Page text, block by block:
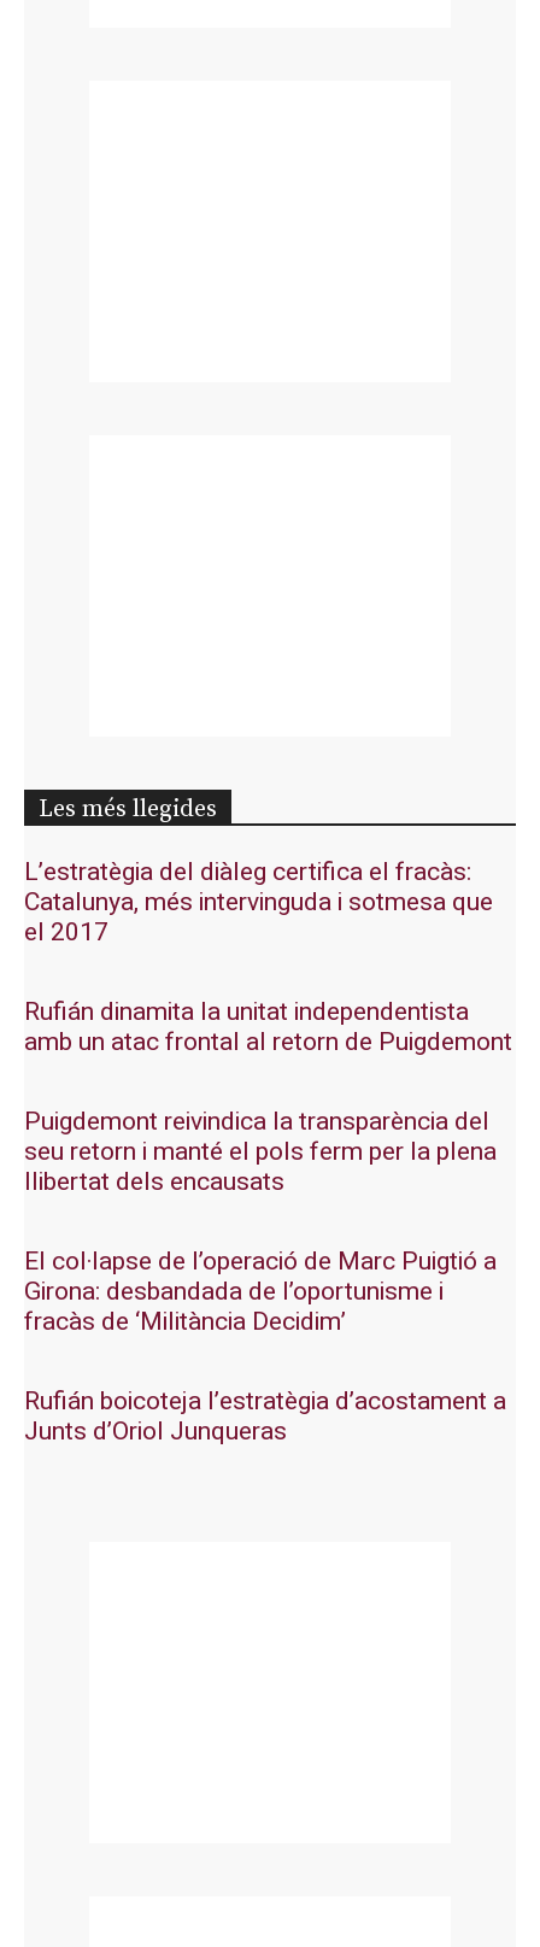
Les més llegides
L’estratègia del diàleg certifica el fracàs:
Catalunya, més intervinguda i sotmesa que
el 2017
Rufián dinamita la unitat independentista
amb un atac frontal al retorn de Puigdemont
Puigdemont reivindica la transparència del
seu retorn i manté el pols ferm per la plena
llibertat dels encausats
El col·lapse de l’operació de Marc Puigtió a
Girona: desbandada de l’oportunisme i
fracàs de ‘Militància Decidim’
Rufián boicoteja l’estratègia d’acostament a
Junts d’Oriol Junqueras